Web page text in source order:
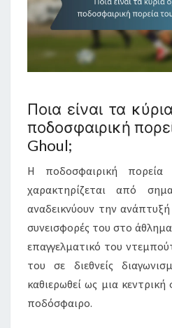
Ποια είναι τα
ποδοσφαιρική
Ghoul;
Η ποδοσφαιρική πορεία
χαρακτηρίζεται από
αναδεικνύουν την
συνεισφορές του στο
επαγγελματικό του
του σε διεθνείς
καθιερωθεί ως μια
ποδόσφαιρο.